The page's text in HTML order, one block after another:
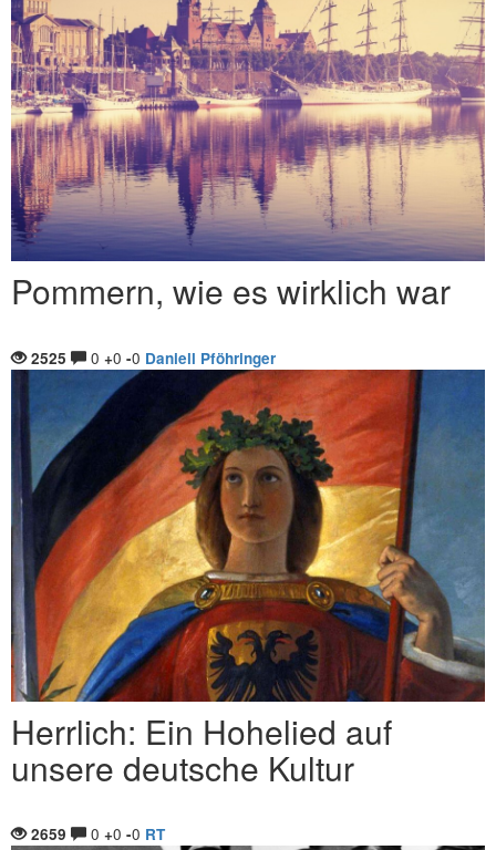
Pommern, wie es wirklich war
2525 0 +0 -0 Daniell Pföhringer
Herrlich: Ein Hohelied auf
unsere deutsche Kultur
2659 0 +0 -0 RT